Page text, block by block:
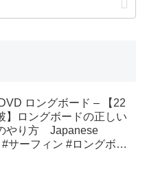
ロングボード – 【22
】ロングボードの正しい
やり方 Japanese
#サーフィン #ロングボー